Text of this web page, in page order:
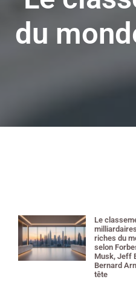
du
Le
riches du
selon
Musk, Jeff
Bernard
tête